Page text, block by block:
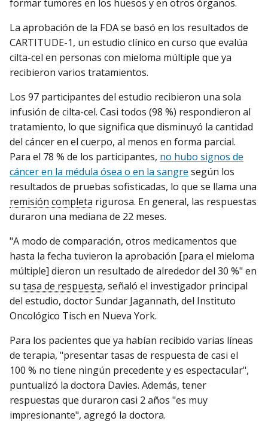
formar tumores en los huesos y en otros órganos.
La aprobación de la FDA se basó en los resultados de
CARTITUDE-1, un estudio clínico en curso que evalúa
cilta-cel en personas con mieloma múltiple que ya
recibieron varios tratamientos.
Los 97 participantes del estudio recibieron una sola
infusión de cilta-cel. Casi todos (98 %) respondieron al
tratamiento, lo que significa que disminuyó la cantidad
del cáncer en el cuerpo, al menos en forma parcial.
Para el 78 % de los participantes, no hubo signos de
cáncer en la médula ósea o en la sangre según los
resultados de pruebas sofisticadas, lo que se llama una
remisión completa rigurosa. En general, las respuestas
duraron una mediana de 22 meses.
"A modo de comparación, otros medicamentos que
hasta la fecha tuvieron la aprobación [para el mieloma
múltiple] dieron un resultado de alrededor del 30 %" en
su tasa de respuesta, señaló el investigador principal
del estudio, doctor Sundar Jagannath, del Instituto
Oncológico Tisch en Nueva York.
Para los pacientes que ya habían recibido varias líneas
de terapia, "presentar tasas de respuesta de casi el
100 % no tiene ningún precedente y es espectacular",
puntualizó la doctora Davies. Además, tener
respuestas que duraron casi 2 años "es muy
impresionante", agregó la doctora.